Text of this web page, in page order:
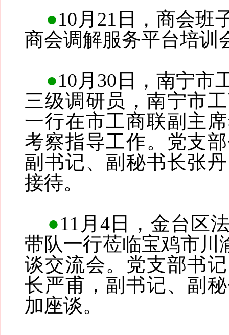
●10月21日，商会班
商会调解服务平台培训
●10月30日，南宁市
三级调研员，南宁市
一行在市工商联副主
考察指导工作。党支
副书记、副秘书长张
接待。
●11月4日，金台区
带队一行莅临宝鸡市川
谈交流会。党支部书
长严甫，副书记、副
加座谈。